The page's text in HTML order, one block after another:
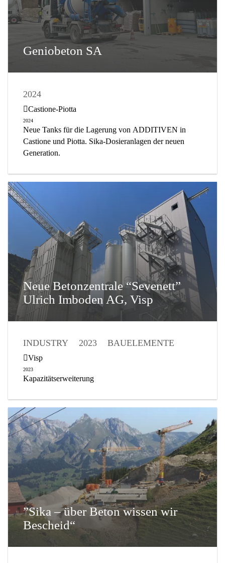
Geniobeton SA
2024
BETON- UND MÖRTELHERSTELLUNG
BETONHERSTELLUNG
Castione-Piotta
2024
Neue Tanks für die Lagerung von ADDITIVEN in
Castione und Piotta. Sika-Dosieranlagen der neuen
Generation.
Neue Betonzentrale “Sevenett”
Ulrich Imboden AG, Visp
INDUSTRY 2023
BAUELEMENTE
BETONHERSTELLUNG
Visp
2023
Kapazitätserweiterung
”Sika – über Beton wissen wir
Bescheid“